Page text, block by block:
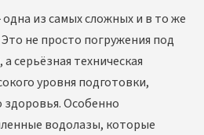
из самых сложных и в то же
не просто погружения под
серьёзная техническая
уровня подготовки,
Особенно
водолазы, которые